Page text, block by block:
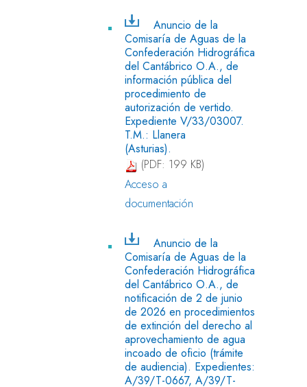
Anuncio de la
Comisaría de Aguas de la
Confederación Hidrográfica
del Cantábrico O.A., de
información pública del
procedimiento de
autorización de vertido.
Expediente V/33/03007.
T.M.: Llanera
(Asturias).
(PDF: 199 KB)
Acceso a
documentación
Anuncio de la
Comisaría de Aguas de la
Confederación Hidrográfica
del Cantábrico O.A., de
notificación de 2 de junio
de 2026 en procedimientos
de extinción del derecho al
aprovechamiento de agua
incoado de oficio (trámite
de audiencia). Expedientes:
A/39/T-0667, A/39/T-